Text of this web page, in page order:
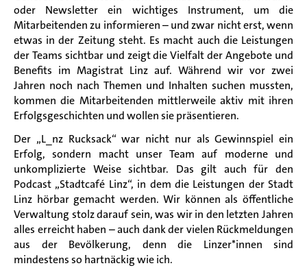
oder Newsletter ein wichtiges Instrument, um die
Mitarbeitenden zu informieren – und zwar nicht erst, wenn
etwas in der Zeitung steht. Es macht auch die Leistungen
der Teams sichtbar und zeigt die Vielfalt der Angebote und
Benefits im Magistrat Linz auf. Während wir vor zwei
Jahren noch nach Themen und Inhalten suchen mussten,
kommen die Mitarbeitenden mittlerweile aktiv mit ihren
Erfolgsgeschichten und wollen sie präsentieren.
Der „L_nz Rucksack“ war nicht nur als Gewinnspiel ein
Erfolg, sondern macht unser Team auf moderne und
unkomplizierte Weise sichtbar. Das gilt auch für den
Podcast „Stadtcafé Linz“, in dem die Leistungen der Stadt
Linz hörbar gemacht werden. Wir können als öffentliche
Verwaltung stolz darauf sein, was wir in den letzten Jahren
alles erreicht haben – auch dank der vielen Rückmeldungen
aus der Bevölkerung, denn die Linzer*innen sind
mindestens so hartnäckig wie ich.